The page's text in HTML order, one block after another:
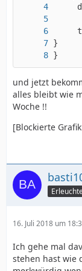
}
und jetzt
alles bleibt wie
Woche !!
[Blockierte
16. Juli 2018 um
Ich gehe mal
stehen hast wie